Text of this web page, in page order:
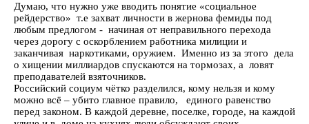
Думаю, что нужно уже вводить понятие «социальное
рейдерство» т.е захват личности в жернова фемиды под
любым предлогом - начиная от неправильного перехода
через дорогу с оскорблением работника милиции и
заканчивая наркотиками, оружием. Именно из за этого дела
о хищении миллиардов спускаются на тормозах, а ловят
преподавателей взяточников.
Российский социум чётко разделился, кому нельзя и кому
можно всё – убито главное правило, единого равенство
перед законом. В каждой деревне, поселке, городе, на каждой